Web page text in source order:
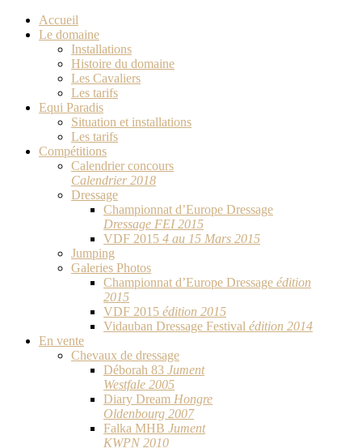
Accueil
Le domaine
Installations
Histoire du domaine
Les Cavaliers
Les tarifs
Equi Paradis
Situation et installations
Les tarifs
Compétitions
Calendrier concours
Calendrier 2018
Dressage
Championnat d’Europe Dressage
Dressage FEI 2015
VDF 2015 4 au 15 Mars 2015
Jumping
Galeries Photos
Championnat d’Europe Dressage édition
2015
VDF 2015 édition 2015
Vidauban Dressage Festival édition 2014
En vente
Chevaux de dressage
Déborah 83 Jument
Westfale 2005
Diary Dream Hongre
Oldenbourg 2007
Falka MHB Jument
KWPN 2010